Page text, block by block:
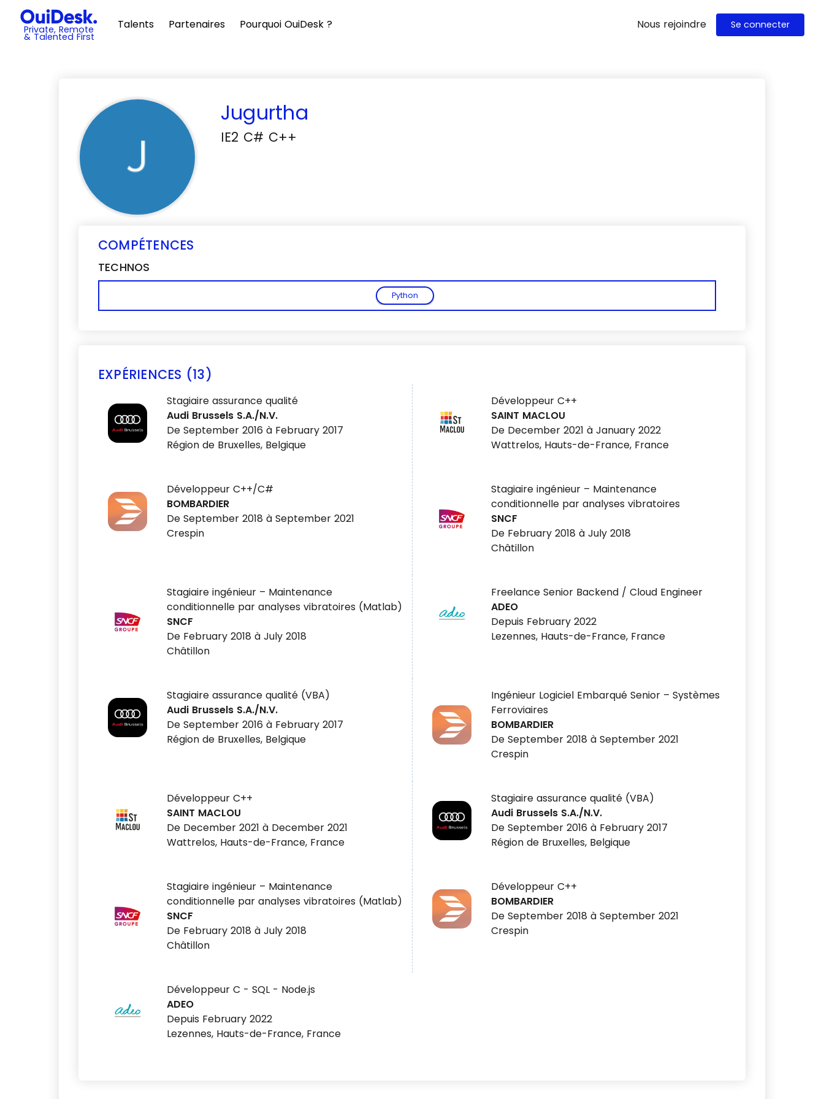
Private, Remote
& Talented First
Talents Partenaires Pourquoi OuiDesk ? Nous rejoindre Se connecter
Jugurtha
IE2 C# C++
COMPÉTENCES
TECHNOS
Python
Voir plus
EXPÉRIENCES (13)
Stagiaire assurance qualité
Audi Brussels S.A./N.V.
De September 2016 à February 2017
Région de Bruxelles, Belgique
Développeur C++
SAINT MACLOU
De December 2021 à January 2022
Wattrelos, Hauts-de-France, France
Développeur C++/C#
BOMBARDIER
De September 2018 à September 2021
Crespin
Stagiaire ingénieur – Maintenance
conditionnelle par analyses vibratoires
SNCF
De February 2018 à July 2018
Châtillon
Stagiaire ingénieur – Maintenance
conditionnelle par analyses vibratoires (Matlab)
SNCF
De February 2018 à July 2018
Châtillon
Freelance Senior Backend / Cloud Engineer
ADEO
Depuis February 2022
Lezennes, Hauts-de-France, France
Stagiaire assurance qualité (VBA)
Audi Brussels S.A./N.V.
De September 2016 à February 2017
Région de Bruxelles, Belgique
Ingénieur Logiciel Embarqué Senior – Systèmes
Ferroviaires
BOMBARDIER
De September 2018 à September 2021
Crespin
Développeur C++
SAINT MACLOU
De December 2021 à December 2021
Wattrelos, Hauts-de-France, France
Stagiaire assurance qualité (VBA)
Audi Brussels S.A./N.V.
De September 2016 à February 2017
Région de Bruxelles, Belgique
Stagiaire ingénieur – Maintenance
conditionnelle par analyses vibratoires (Matlab)
SNCF
De February 2018 à July 2018
Châtillon
Développeur C++
BOMBARDIER
De September 2018 à September 2021
Crespin
Développeur C - SQL - Node.js
ADEO
Depuis February 2022
Lezennes, Hauts-de-France, France